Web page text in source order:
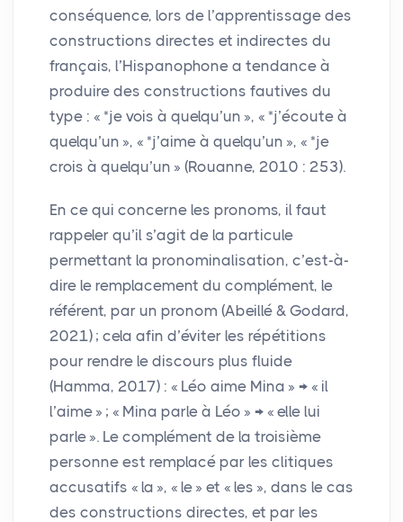
conséquence, lors de l’apprentissage des
constructions directes et indirectes du
français, l’Hispanophone a tendance à
produire des constructions fautives du
type : « *je vois à quelqu’un », « *j’écoute à
quelqu’un », « *j’aime à quelqu’un », « *je
crois à quelqu’un » (Rouanne, 2010 : 253).
En ce qui concerne les pronoms, il faut
rappeler qu’il s’agit de la particule
permettant la pronominalisation, c’est-à-
dire le remplacement du complément, le
référent, par un pronom (Abeillé & Godard,
2021) ; cela afin d’éviter les répétitions
pour rendre le discours plus fluide
(Hamma, 2017) : « Léo aime Mina » → « il
l’aime » ; « Mina parle à Léo » → « elle lui
parle ». Le complément de la troisième
personne est remplacé par les clitiques
accusatifs « la », « le » et « les », dans le cas
des constructions directes, et par les